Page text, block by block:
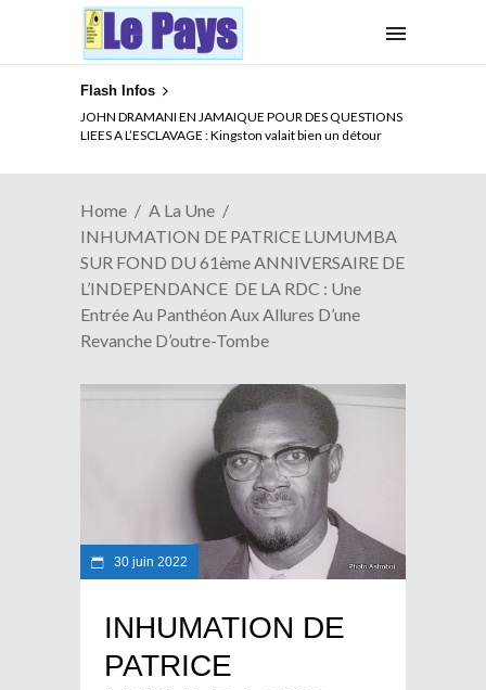
Flash Infos
JOHN DRAMANI EN JAMAIQUE POUR DES QUESTIONS
LIEES A L’ESCLAVAGE : Kingston valait bien un détour
ELECTION DE TALON A LA TETE DU SENAT BENINOIS :
Quand Patrice quitte le pouvoir sans partir !
Home
A La Une
INHUMATION DE PATRICE LUMUMBA
SUR FOND DU 61ème ANNIVERSAIRE DE
L’INDEPENDANCE DE LA RDC : Une
Entrée Au Panthéon Aux Allures D’une
Revanche D’outre-Tombe
30 juin 2022
INHUMATION DE
PATRICE